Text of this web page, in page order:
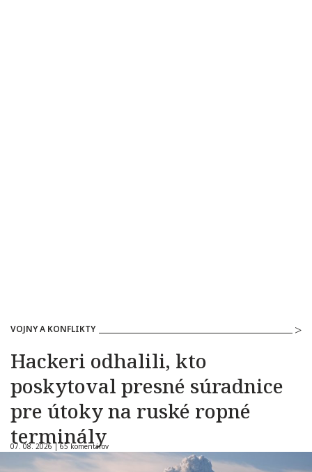
VOJNY A KONFLIKTY
Hackeri odhalili, kto
poskytoval presné súradnice
pre útoky na ruské ropné
terminály
07. 08. 2026 |65 komentárov